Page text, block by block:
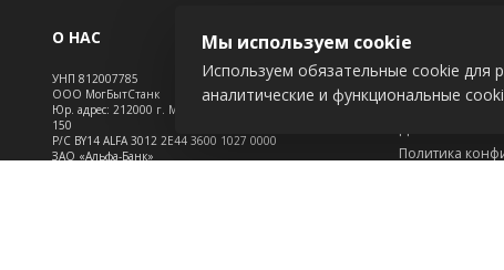
О НАС
УНП 812007785
ООО МогБытСтанк
Юр. адрес: 212000 г. Могилев, Славгородское шоссе,
150
Р/С BY14 ALFA 3012 2Е44 3600 1027 0000
ЗАО «Альфа-Банк»
Новости
Контакты
Политика
Мы используем cookie
Используем обязательные cookie для
аналитические и функциональные